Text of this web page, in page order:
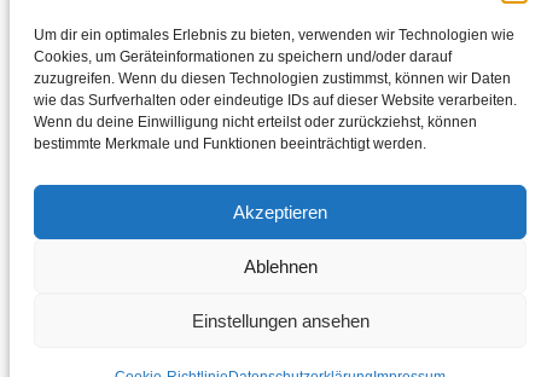
Um dir ein optimales Erlebnis zu bieten, verwenden wir Technologien wie
Cookies, um Geräteinformationen zu speichern und/oder darauf
zuzugreifen. Wenn du diesen Technologien zustimmst, können wir Daten
wie das Surfverhalten oder eindeutige IDs auf dieser Website verarbeiten.
Wenn du deine Einwilligung nicht erteilst oder zurückziehst, können
bestimmte Merkmale und Funktionen beeinträchtigt werden.
Akzeptieren
Ablehnen
Einstellungen ansehen
Anliegen
Anliegen(optional)
Empfehlungscode
Empfehlungscode(optional)
zu.
📞 Rückruf anfordern